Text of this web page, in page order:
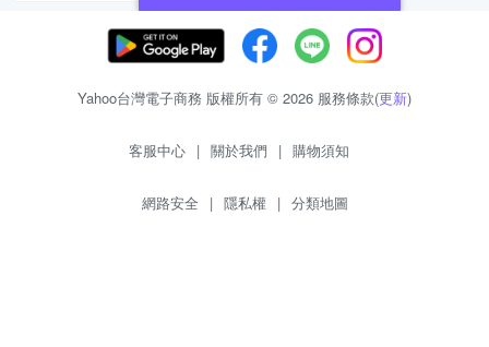
Yahoo台灣電子商務 版權所有 © 2026 服務條款(更新)
客服中心 | 關於我們 | 購物須知
網路安全 | 隱私權 | 分類地圖